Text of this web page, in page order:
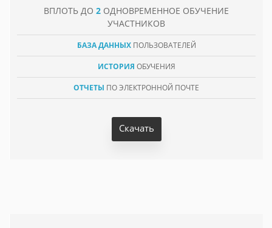
ВПЛОТЬ ДО 2 ОДНОВРЕМЕННОЕ ОБУЧЕНИЕ
УЧАСТНИКОВ
БАЗА ДАННЫХПОЛЬЗОВАТЕЛЕЙ
ИСТОРИЯ ОБУЧЕНИЯ
ОТЧЕТЫ ПО ЭЛЕКТРОННОЙ ПОЧТЕ
Скачать